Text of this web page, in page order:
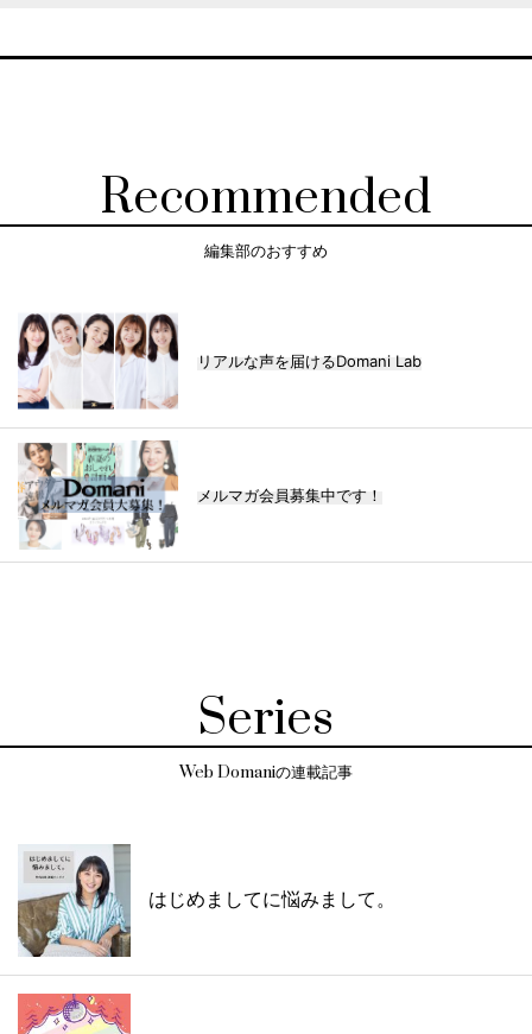
Recommended
編集部のおすすめ
リアルな声を届けるDomani Lab
メルマガ会員募集中です！
Series
Web Domaniの連載記事
はじめましてに悩みまして。